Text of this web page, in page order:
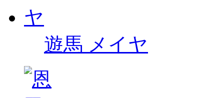
遊馬 メイヤ